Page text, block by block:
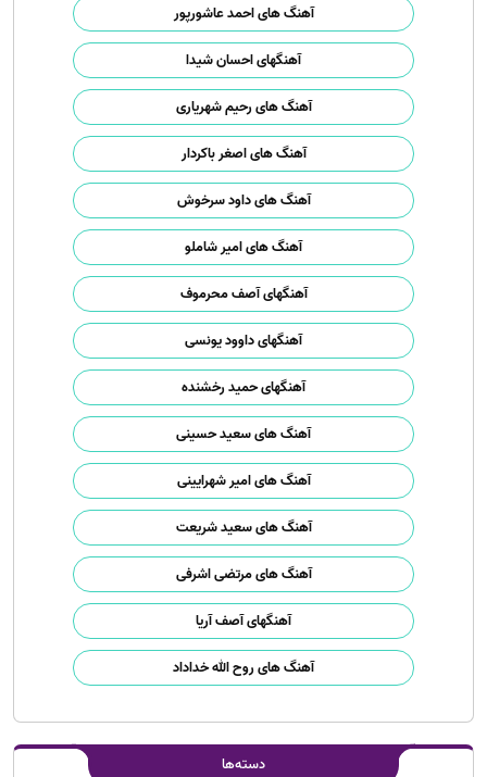
آهنگ های احمد عاشورپور
آهنگهای احسان شیدا
آهنگ های رحیم شهریاری
آهنگ های اصغر باکردار
آهنگ های داود سرخوش
آهنگ های امیر شاملو
آهنگهای آصف محرموف
آهنگهای داوود یونسی
آهنگهای حمید رخشنده
آهنگ های سعید حسینی
آهنگ های امیر شهرایینی
آهنگ های سعید شریعت
آهنگ های مرتضی اشرفی
آهنگهای آصف آریا
آهنگ های روح الله خداداد
دسته‌ها